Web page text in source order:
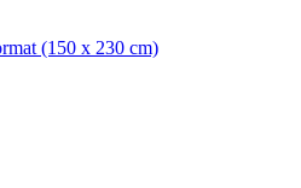
(150 x 230 cm)